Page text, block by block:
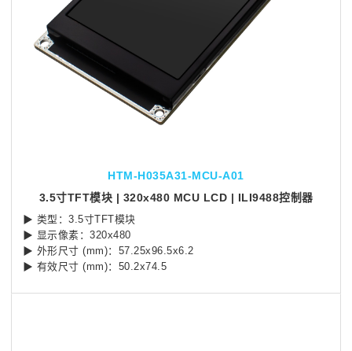
HTM-H035A31-MCU-A01
3.5寸TFT模块 | 320x480 MCU LCD | ILI9488控制器
▶ 类型：3.5寸TFT模块
▶ 显示像素：320x480
▶ 外形尺寸 (mm)：57.25x96.5x6.2
▶ 有效尺寸 (mm)：50.2x74.5